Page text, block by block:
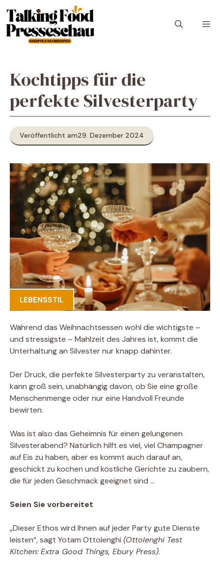
Inhalt
springen
Kochtipps für die
perfekte Silvesterparty
Veröffentlicht am29. Dezember 2024
LEBENSSTIL
Während das Weihnachtsessen wohl die wichtigste –
und stressigste – Mahlzeit des Jahres ist, kommt die
Unterhaltung an Silvester nur knapp dahinter.
Der Druck, die perfekte Silvesterparty zu veranstalten,
kann groß sein, unabhängig davon, ob Sie eine große
Menschenmenge oder nur eine Handvoll Freunde
bewirten.
Was ist also das Geheimnis für einen gelungenen
Silvesterabend? Natürlich hilft es viel, viel Champagner
auf Eis zu haben, aber es kommt auch darauf an,
geschickt zu kochen und köstliche Gerichte zu zaubern,
die für jeden Geschmack geeignet sind …
Seien Sie vorbereitet
„Dieser Ethos wird Ihnen auf jeder Party gute Dienste
leisten“, sagt Yotam Ottolenghi (Ottolenghi Test
Kitchen: Extra Good Things, Ebury Press).